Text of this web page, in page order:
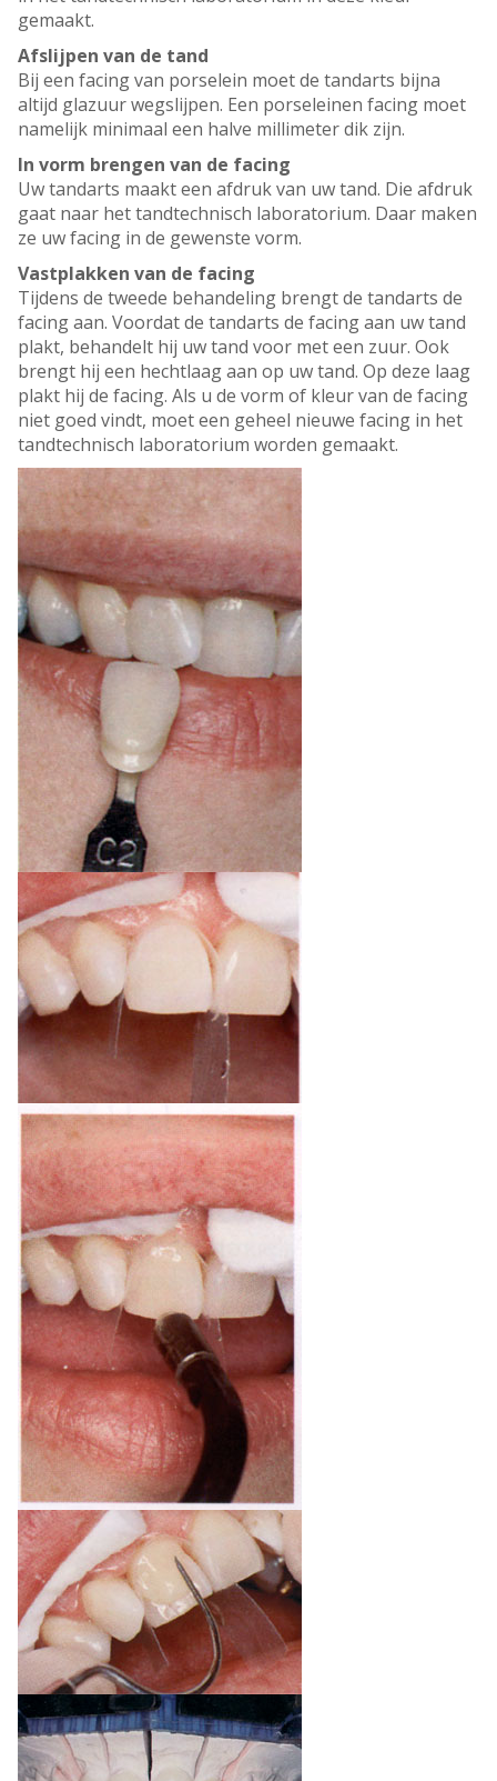
gemaakt.
Afslijpen van de tand
Bij een facing van porselein moet de tandarts bijna
altijd glazuur wegslijpen. Een porseleinen facing moet
namelijk minimaal een halve millimeter dik zijn.
In vorm brengen van de facing
Uw tandarts maakt een afdruk van uw tand. Die afdruk
gaat naar het tandtechnisch laboratorium. Daar maken
ze uw facing in de gewenste vorm.
Vastplakken van de facing
Tijdens de tweede behandeling brengt de tandarts de
facing aan. Voordat de tandarts de facing aan uw tand
plakt, behandelt hij uw tand voor met een zuur. Ook
brengt hij een hechtlaag aan op uw tand. Op deze laag
plakt hij de facing. Als u de vorm of kleur van de facing
niet goed vindt, moet een geheel nieuwe facing in het
tandtechnisch laboratorium worden gemaakt.